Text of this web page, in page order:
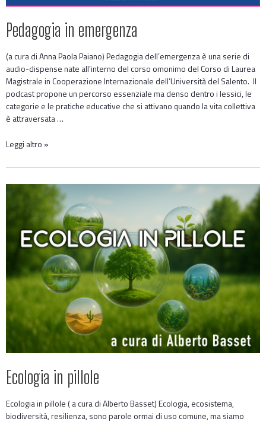
Pedagogia in emergenza
(a cura di Anna Paola Paiano) Pedagogia dell’emergenza è una serie di
audio-dispense nate all’interno del corso omonimo del Corso di Laurea
Magistrale in Cooperazione Internazionale dell’Università del Salento. Il
podcast propone un percorso essenziale ma denso dentro i lessici, le
categorie e le pratiche educative che si attivano quando la vita collettiva
è attraversata …
Leggi altro »
Ecologia in pillole
Ecologia in pillole ( a cura di Alberto Basset) Ecologia, ecosistema,
biodiversità, resilienza, sono parole ormai di uso comune, ma siamo